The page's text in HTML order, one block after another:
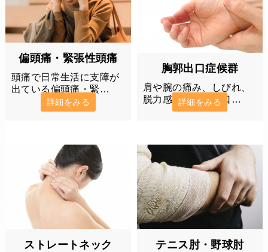
偏頭痛・緊張性頭痛
頭痛で日常生活に支障が
出ている偏頭痛・緊…
詳細をみる
胸郭出口症候群
肩や腕の痛み、しびれ、
脱力感など胸郭出口…
詳細をみる
ストレートネック テニス肘・野球肘